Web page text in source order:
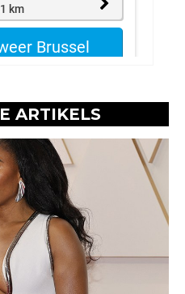
ARTIKELS